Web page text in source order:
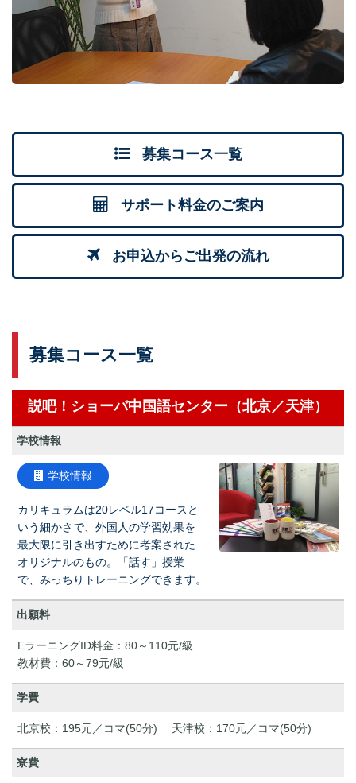
募集コース一覧
サポート料金のご案内
お申込からご出発の流れ
募集コース一覧
説吧！ショーバ中国語センター（北京／天津）
学校情報
学校情報
カリキュラムは20レベル17コースと
いう細かさで、外国人の学習効果を
最大限に引き出すために考案された
オリジナルのもの。「話す」授業
で、みっちりトレーニングできます。
出願料
EラーニングID料金：80～110元/級
教材費：60～79元/級
学費
北京校：195元／コマ(50分) 天津校：170元／コマ(50分)
寮費